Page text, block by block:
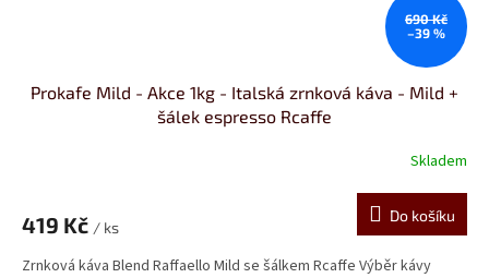
690 Kč
–39 %
Prokafe Mild - Akce 1kg - Italská zrnková káva - Mild +
šálek espresso Rcaffe
Skladem
419 Kč / ks
Do košíku
Zrnková káva Blend Raffaello Mild se šálkem Rcaffe Výběr kávy